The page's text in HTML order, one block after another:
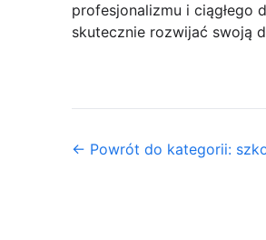
profesjonalizmu i ciągłego
skutecznie rozwijać swoją
← Powrót do kategorii: